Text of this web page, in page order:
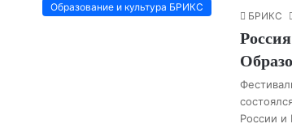
Образование и культура БРИКС
БРИКС
России и